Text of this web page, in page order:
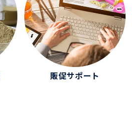
販促サポート